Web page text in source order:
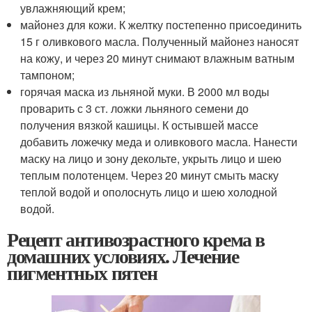
увлажняющий крем;
майонез для кожи. К желтку постепенно присоединить
15 г оливкового масла. Полученный майонез наносят
на кожу, и через 20 минут снимают влажным ватным
тампоном;
горячая маска из льняной муки. В 2000 мл воды
проварить с 3 ст. ложки льняного семени до
получения вязкой кашицы. К остывшей массе
добавить ложечку меда и оливкового масла. Нанести
маску на лицо и зону декольте, укрыть лицо и шею
теплым полотенцем. Через 20 минут смыть маску
теплой водой и ополоснуть лицо и шею холодной
водой.
Рецепт антивозрастного крема в
домашних условиях. Лечение
пигментных пятен